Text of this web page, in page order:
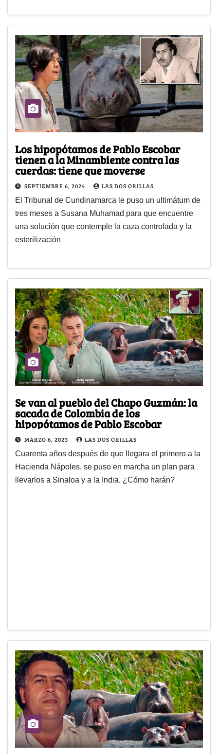
Los hipopótamos de Pablo Escobar
tienen a la Minambiente contra las
cuerdas: tiene que moverse
SEPTIEMBRE 6, 2024 LAS DOS ORILLAS
El Tribunal de Cundinamarca le puso un ultimátum de
tres meses a Susana Muhamad para que encuentre
una solución que contemple la caza controlada y la
esterilización
Se van al pueblo del Chapo Guzmán: la
sacada de Colombia de los
hipopótamos de Pablo Escobar
MARZO 6, 2023 LAS DOS ORILLAS
Cuarenta años después de que llegara el primero a la
Hacienda Nápoles, se puso en marcha un plan para
llevarlos a Sinaloa y a la India. ¿Cómo harán?